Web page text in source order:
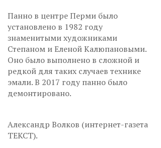
Панно в центре Перми было
установлено в 1982 году
знаменитыми художниками
Степаном и Еленой Калюпановыми.
Оно было выполнено в сложной и
редкой для таких случаев технике
эмали. В 2017 году панно было
демонтировано.
Александр Волков (интернет-газета
ТЕКСТ).